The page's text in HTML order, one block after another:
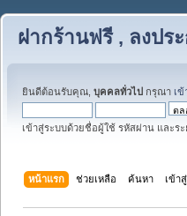
ฝากร้านฟรี , ลงปร
ยินดีต้อนรับคุณ, บุคคลทั่วไป กรุณา เ
เข้าสู่ระบบด้วยชื่อผู้ใช้ รหัสผ่าน และร
หน้าแรก ช่วยเหลือ ค้นหา เข้า